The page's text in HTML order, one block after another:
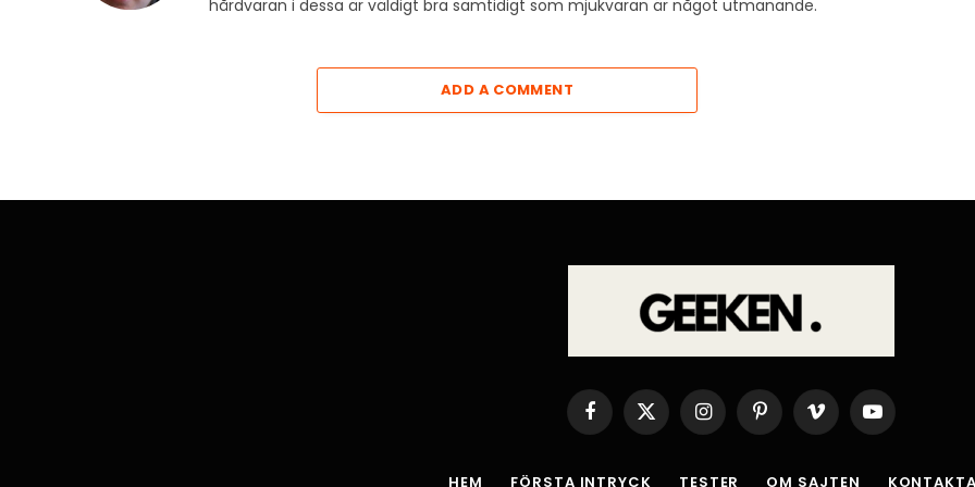
hårdvaran i dessa är väldigt bra samtidigt som mjukvaran är något utmanande.
ADD A COMMENT
Facebook
X
(Twitter)
InstagramPinterestVimeo YouTube
HEM FÖRSTA INTRYCK TESTER OM SAJTEN